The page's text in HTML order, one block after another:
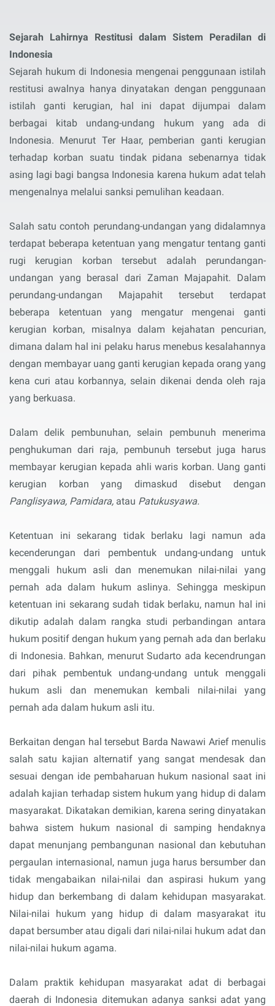
Sejarah Lahirnya Restitusi dalam Sistem Peradilan di
Indonesia
Sejarah hukum di Indonesia mengenai penggunaan istilah
restitusi awalnya hanya dinyatakan dengan penggunaan
istilah ganti kerugian, hal ini dapat dijumpai dalam
berbagai kitab undang-undang hukum yang ada di
Indonesia. Menurut Ter Haar, pemberian ganti kerugian
terhadap korban suatu tindak pidana sebenarnya tidak
asing lagi bagi bangsa Indonesia karena hukum adat telah
mengenalnya melalui sanksi pemulihan keadaan.
Salah satu contoh perundang-undangan yang didalamnya
terdapat beberapa ketentuan yang mengatur tentang ganti
rugi kerugian korban tersebut adalah perundangan-
undangan yang berasal dari Zaman Majapahit. Dalam
perundang-undangan Majapahit tersebut terdapat
beberapa ketentuan yang mengatur mengenai ganti
kerugian korban, misalnya dalam kejahatan pencurian,
dimana dalam hal ini pelaku harus menebus kesalahannya
dengan membayar uang ganti kerugian kepada orang yang
kena curi atau korbannya, selain dikenai denda oleh raja
yang berkuasa.
Dalam delik pembunuhan, selain pembunuh menerima
penghukuman dari raja, pembunuh tersebut juga harus
membayar kerugian kepada ahli waris korban. Uang ganti
kerugian korban yang dimaskud disebut dengan
Panglisyawa, Pamidara, atau Patukusyawa.
Ketentuan ini sekarang tidak berlaku lagi namun ada
kecenderungan dari pembentuk undang-undang untuk
menggali hukum asli dan menemukan nilai-nilai yang
pernah ada dalam hukum aslinya. Sehingga meskipun
ketentuan ini sekarang sudah tidak berlaku, namun hal ini
dikutip adalah dalam rangka studi perbandingan antara
hukum positif dengan hukum yang pernah ada dan berlaku
di Indonesia. Bahkan, menurut Sudarto ada kecendrungan
dari pihak pembentuk undang-undang untuk menggali
hukum asli dan menemukan kembali nilai-nilai yang
pernah ada dalam hukum asli itu.
Berkaitan dengan hal tersebut Barda Nawawi Arief menulis
salah satu kajian alternatif yang sangat mendesak dan
sesuai dengan ide pembaharuan hukum nasional saat ini
adalah kajian terhadap sistem hukum yang hidup di dalam
masyarakat. Dikatakan demikian, karena sering dinyatakan
bahwa sistem hukum nasional di samping hendaknya
dapat menunjang pembangunan nasional dan kebutuhan
pergaulan internasional, namun juga harus bersumber dan
tidak mengabaikan nilai-nilai dan aspirasi hukum yang
hidup dan berkembang di dalam kehidupan masyarakat.
Nilai-nilai hukum yang hidup di dalam masyarakat itu
dapat bersumber atau digali dari nilai-nilai hukum adat dan
nilai-nilai hukum agama.
Dalam praktik kehidupan masyarakat adat di berbagai
daerah di Indonesia ditemukan adanya sanksi adat yang